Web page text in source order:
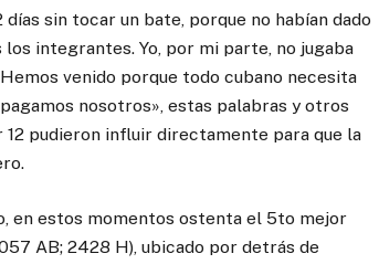
sin tocar un bate, porque no habían dado
integrantes. Yo, por mi parte, no jugaba
venido porque todo cubano necesita
nosotros», estas palabras y otros
pudieron influir directamente para que la
en estos momentos ostenta el 5to mejor
AB; 2428 H), ubicado por detrás de